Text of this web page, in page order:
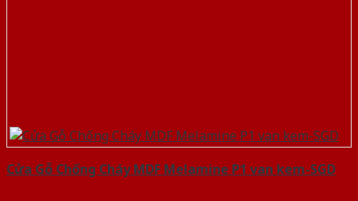
Cửa Gỗ Chống Cháy MDF Melamine P1 van kem-SGD